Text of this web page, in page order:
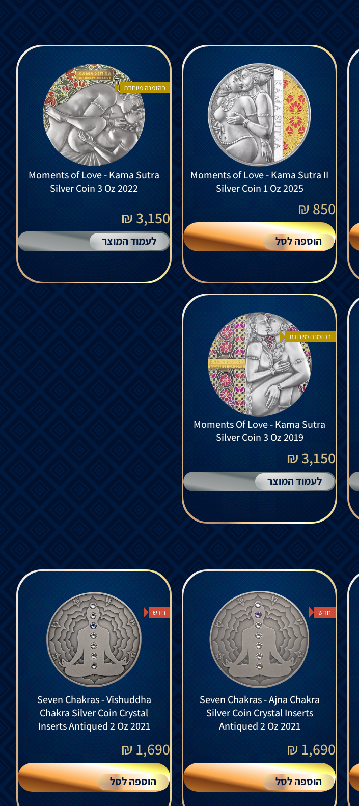
Moments of Love - Kama Sutra II
Silver Coin 1 Oz 2025
850
₪
הוספה לסל
בהזמנה מיוחדת
Moments of Love - Kama Sutra
Silver Coin 3 Oz 2022
3,150 ₪
לעמוד המוצר
בהזמנה מיוחדת
Moments Of Love - Kama Sutra
Silver Coin 3 Oz 2019
3,150 ₪
לעמוד המוצר
חדש
Seven Chakras - Ajna Chakra
Silver Coin Crystal Inserts
Antiqued 2 Oz 2021
1,690
₪
הוספה לסל
חדש
Seven Chakras - Vishuddha
Chakra Silver Coin Crystal
Inserts Antiqued 2 Oz 2021
1,690
₪
הוספה לסל